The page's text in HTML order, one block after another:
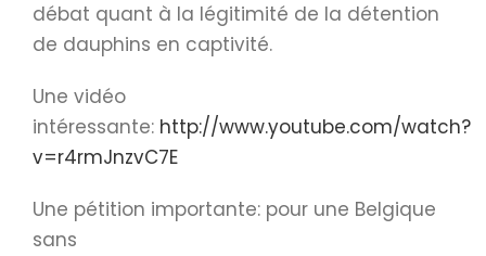
débat quant à la légitimité de la détention
de dauphins en captivité.
Une vidéo
intéressante: http://www.youtube.com/watch?
v=r4rmJnzvC7E
Une pétition importante: pour une Belgique
sans